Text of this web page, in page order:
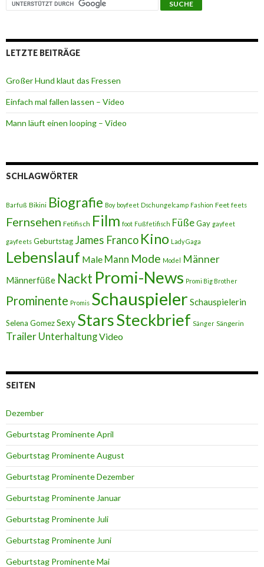
LETZTE BEITRÄGE
Großer Hund klaut das Fressen
Einfach mal fallen lassen – Video
Mann läuft einen looping – Video
SCHLAGWÖRTER
Barfuß Bikini Biografie Boy boyfeet Dschungelcamp Fashion Feet feets
Fernsehen Fetifisch Film foot Fußfetifisch FüßeGay gayfeet
gayfeets Geburtstag James Franco Kino Lady Gaga
Lebenslauf Male Mann Mode Model Männer
Männerfüße Nackt Promi-News Promi Big Brother
Prominente Promis Schauspieler Schauspielerin
Selena GomezSexy StarsSteckbrief Sänger Sängerin
Trailer UnterhaltungVideo
SEITEN
Dezember
Geburtstag Prominente April
Geburtstag Prominente August
Geburtstag Prominente Dezember
Geburtstag Prominente Januar
Geburtstag Prominente Juli
Geburtstag Prominente Juni
Geburtstag Prominente Mai